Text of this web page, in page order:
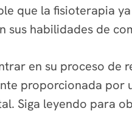
que la fisioterapia
sus habilidades de
en su proceso de
proporcionada por
Siga leyendo para